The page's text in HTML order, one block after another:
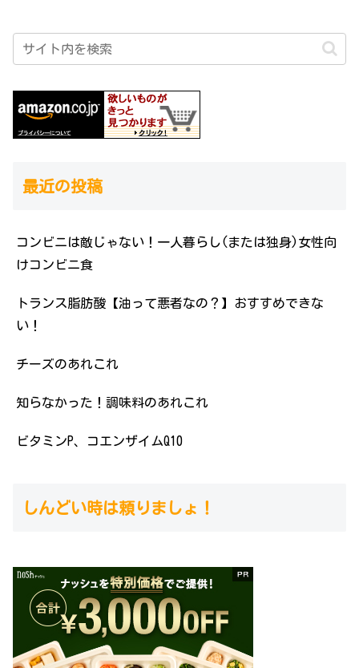
最近の投稿
コンビニは敵じゃない！一人暮らし(または独身)女性向
けコンビニ食
トランス脂肪酸【油って悪者なの？】おすすめできな
い！
チーズのあれこれ
知らなかった！調味料のあれこれ
ビタミンP、コエンザイムQ10
しんどい時は頼りましょ！